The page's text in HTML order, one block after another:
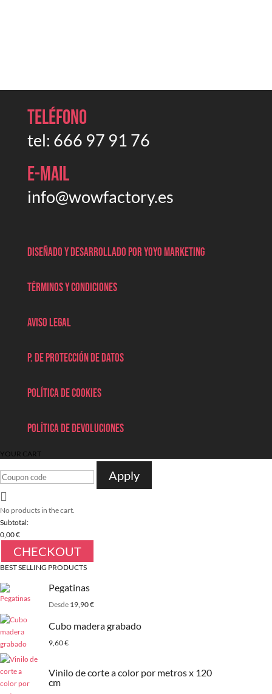
Teléfono
tel: 666 97 91 76
E-mail
info@wowfactory.es
Diseñado y desarrollado por Yoyo marketing
Términos y condiciones
Aviso legal
P. de protección de datos
Política de cookies
Política de devoluciones
YOUR CART
Apply
No products in the cart.
Subtotal:
0,00€
CHECKOUT
BEST SELLING PRODUCTS
Pegatinas
Desde 19,90€
Cubo madera grabado
9,60€
Vinilo de corte a color por metros x 120
cm